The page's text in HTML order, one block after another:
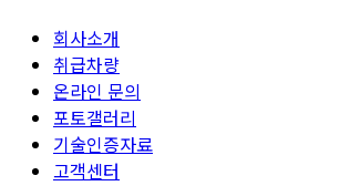
회사소개
취급차량
온라인 문의
포토갤러리
기술인증자료
고객센터